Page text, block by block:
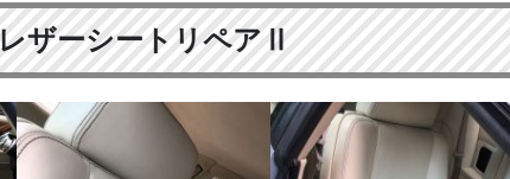
レザーシートリペアⅡ